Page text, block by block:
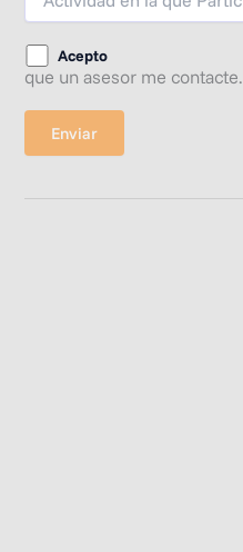
Acepto
que un asesor me contacte.